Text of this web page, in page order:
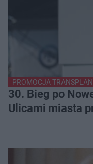
PROMOCJA
30. Bieg po
Ulicami miasta